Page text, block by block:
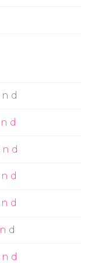
n d
n d
n d
n d
n d
n d
n d